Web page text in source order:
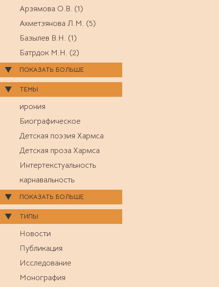
Арзямова О.В. (1)
Ахметзянова Л.М. (5)
Базылев В.Н. (1)
Батрдок М.Н. (2)
ПОКАЗАТЬ БОЛЬШЕ
ТЕМЫ
ирония
Биографическое
Детская поэзия Хармса
Детская проза Хармса
Интертекстуальность
карнавальность
ПОКАЗАТЬ БОЛЬШЕ
ТИПЫ
Новости
Публикация
Исследование
Монография